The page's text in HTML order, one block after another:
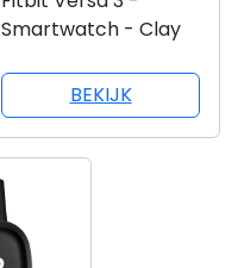
Smartwatch - Clay
BEKIJK